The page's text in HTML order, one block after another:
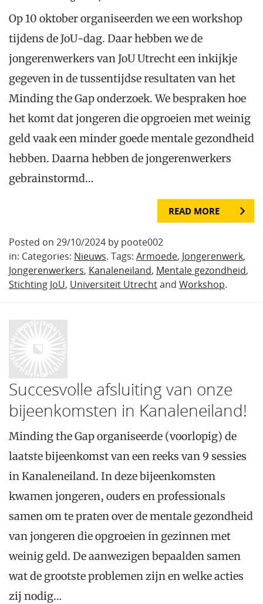
Op 10 oktober organiseerden we een workshop
tijdens de JoU-dag. Daar hebben we de
jongerenwerkers van JoU Utrecht een inkijkje
gegeven in de tussentijdse resultaten van het
Minding the Gap onderzoek. We bespraken hoe
het komt dat jongeren die opgroeien met weinig
geld vaak een minder goede mentale gezondheid
hebben. Daarna hebben de jongerenwerkers
gebrainstormd…
READ MORE
Posted on 29/10/2024 by poote002
in: Categories: Nieuws. Tags: Armoede, Jongerenwerk,
Jongerenwerkers, Kanaleneiland, Mentale gezondheid,
Stichting JoU, Universiteit Utrechtand Workshop.
Succesvolle afsluiting van onze
bijeenkomsten in Kanaleneiland!
Minding the Gap organiseerde (voorlopig) de
laatste bijeenkomst van een reeks van 9 sessies
in Kanaleneiland. In deze bijeenkomsten
kwamen jongeren, ouders en professionals
samen om te praten over de mentale gezondheid
van jongeren die opgroeien in gezinnen met
weinig geld. De aanwezigen bepaalden samen
wat de grootste problemen zijn en welke acties
zij nodig…